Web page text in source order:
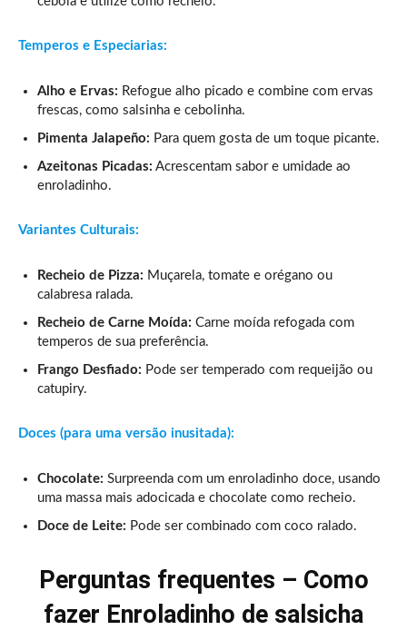
Temperos e Especiarias:
Alho e Ervas: Refogue alho picado e combine com ervas
frescas, como salsinha e cebolinha.
Pimenta Jalapeño: Para quem gosta de um toque picante.
Azeitonas Picadas: Acrescentam sabor e umidade ao
enroladinho.
Variantes Culturais:
Recheio de Pizza: Muçarela, tomate e orégano ou
calabresa ralada.
Recheio de Carne Moída: Carne moída refogada com
temperos de sua preferência.
Frango Desfiado: Pode ser temperado com requeijão ou
catupiry.
Doces (para uma versão inusitada):
Chocolate: Surpreenda com um enroladinho doce, usando
uma massa mais adocicada e chocolate como recheio.
Doce de Leite: Pode ser combinado com coco ralado.
Perguntas frequentes – Como
fazer Enroladinho de salsicha